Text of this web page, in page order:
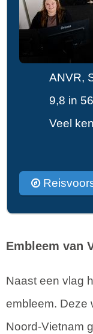
ANVR,
9,8 in
Veel
Embleem van
Naast een vlag
embleem. Deze
Noord-Vietnam